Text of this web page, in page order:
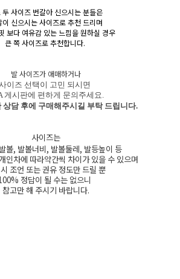
두 사이즈 번갈아 신으시는 분들은
이 신으시는 사이즈로 추천 드리며
보다 여유감 있는 느낌을 원하실 경우
큰 쪽 사이즈로 추천합니다.
발 사이즈가 애매하거나
이즈 선택이 고민 되시면
게시판에 편하게 문의주세요.
상담 후에 구매해주시길 부탁 드립니다.
사이즈는
볼, 발볼너비, 발볼둘레, 발등높이 등
인차에 따라약간씩 차이가 있을 수 있으며
조언 또는 권유 정도만 드릴 뿐
정답이 될 수는 없으니
참고만 해 주시기 바랍니다.